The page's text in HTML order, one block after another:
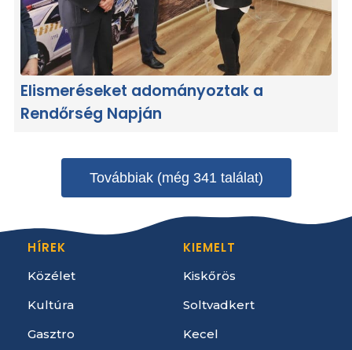
Elismeréseket adományoztak a
Rendőrség Napján
Továbbiak (még 341 találat)
HÍREK
Közélet
Kultúra
Gasztro
KIEMELT
Kiskőrös
Soltvadkert
Kecel